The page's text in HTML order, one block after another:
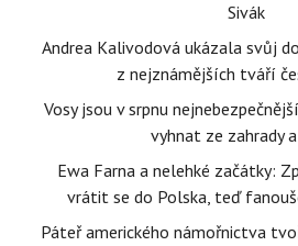
Sivák
Andrea Kalivodová ukázala svůj
z nejznámějších tváří
Vosy jsou v srpnu
vyhnat ze zahrady
Ewa Farna a nelehké začátky:
vrátit se do Polska, teď
Páteř amerického námořnictva